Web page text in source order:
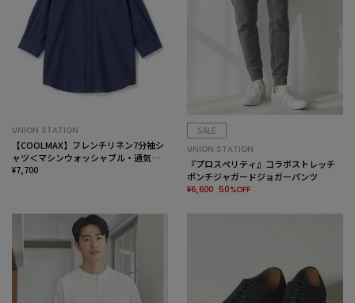
UNION STATION
【COOLMAX】フレンチリネン7分袖シ
ャツ＜マシンウォッシャブル・通気性
＞
¥7,700
SALE
UNION STATION
『プロスペリティ』コラボストレッチ
ポンチジャガードジョガーパンツ
¥6,600 50%OFF